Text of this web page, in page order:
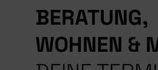
BERATUNG,
WOHNEN &